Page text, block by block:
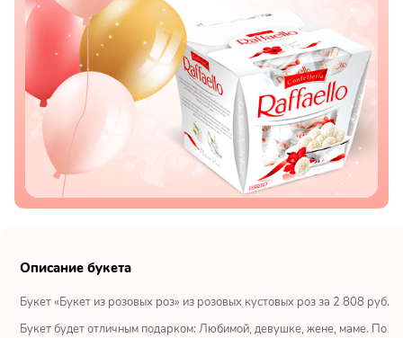
Лизиантусы
Хризантемы
Лилии
Орхидеи
Ромашки
Кустовые розы
Описание букета
Букет «Букет из розовых роз» из розовых кустовых роз за 2 808 руб.
Букет будет отличным подарком: Любимой, девушке, жене, маме. По